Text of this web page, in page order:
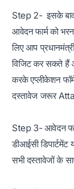
Step 2- इसके बाद
आवेदन फार्म को
लिए आप
विजिट कर सकते हैं
करके एप्लीकेशन
दस्तावेज जरूर
Step 3- आवेदन
डीआईसी
सभी दस्तावेजों के